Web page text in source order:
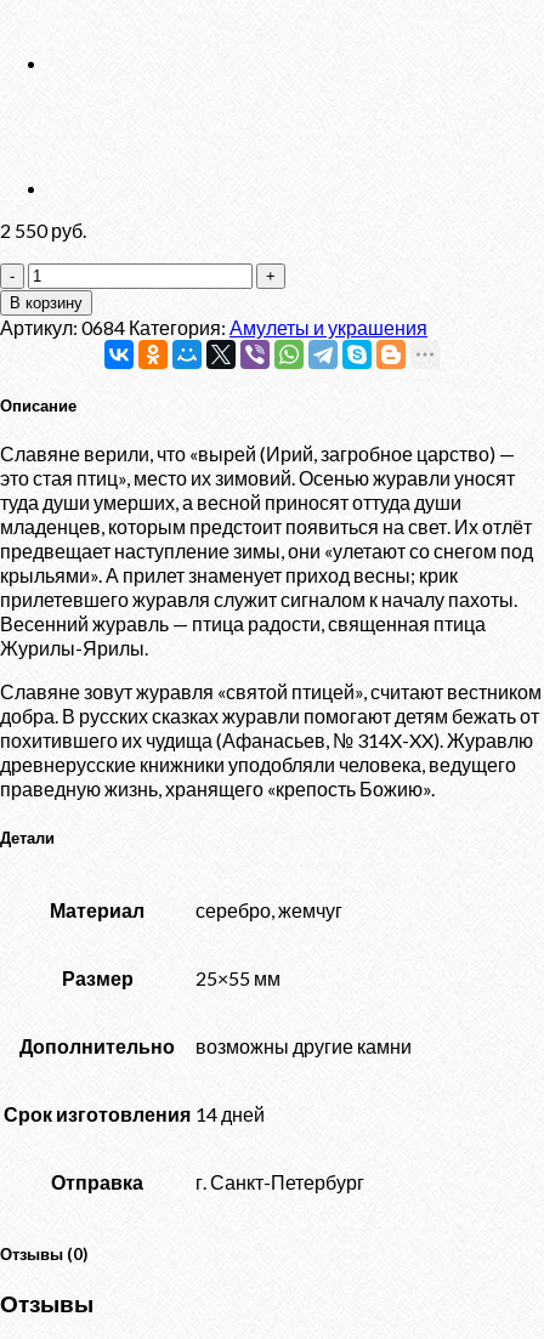
2 550руб.
Количество
товара
Подвес
"Танцующий
журавль"
В корзину
Артикул: 0684 Категория: Амулеты и украшения
Описание
Славяне верили, что «вырей (Ирий, загробное царство) —
это стая птиц», место их зимовий. Осенью журавли уносят
туда души умерших, а весной приносят оттуда души
младенцев, которым предстоит появиться на свет. Их отлёт
предвещает наступление зимы, они «улетают со снегом под
крыльями». А прилет знаменует приход весны; крик
прилетевшего журавля служит сигналом к началу пахоты.
Весенний журавль — птица радости, священная птица
Журилы-Ярилы.
Славяне зовут журавля «святой птицей», считают вестником
добра. В русских сказках журавли помогают детям бежать от
похитившего их чудища (Афанасьев, № 314X-XX). Журавлю
древнерусские книжники уподобляли человека, ведущего
праведную жизнь, хранящего «крепость Божию».
Детали
Материал серебро, жемчуг
Размер 25×55 мм
Дополнительно возможны другие камни
Срок изготовления 14 дней
Отправка г. Санкт-Петербург
Отзывы (0)
Отзывы